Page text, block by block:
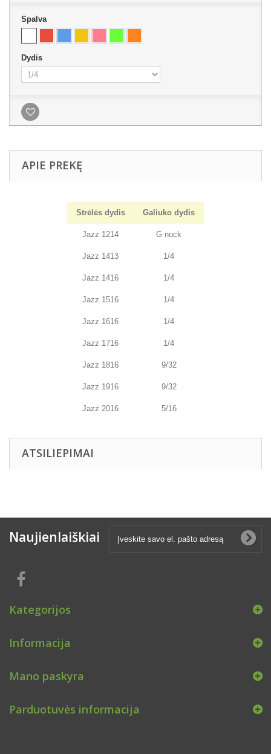
Spalva
Dydis
APIE PREKĘ
Strėlės dydis Galiuko dydis
Jazz 1214 G nock
Jazz 1413 1/4
Jazz 1416 1/4
Jazz 1516 1/4
Jazz 1616 1/4
Jazz 1716 1/4
Jazz 1816 9/32
Jazz 1916 9/32
Jazz 2016 5/16
ATSILIEPIMAI
Naujienlaiškiai
Kategorijos
Informacija
Mano paskyra
Parduotuvės informacija